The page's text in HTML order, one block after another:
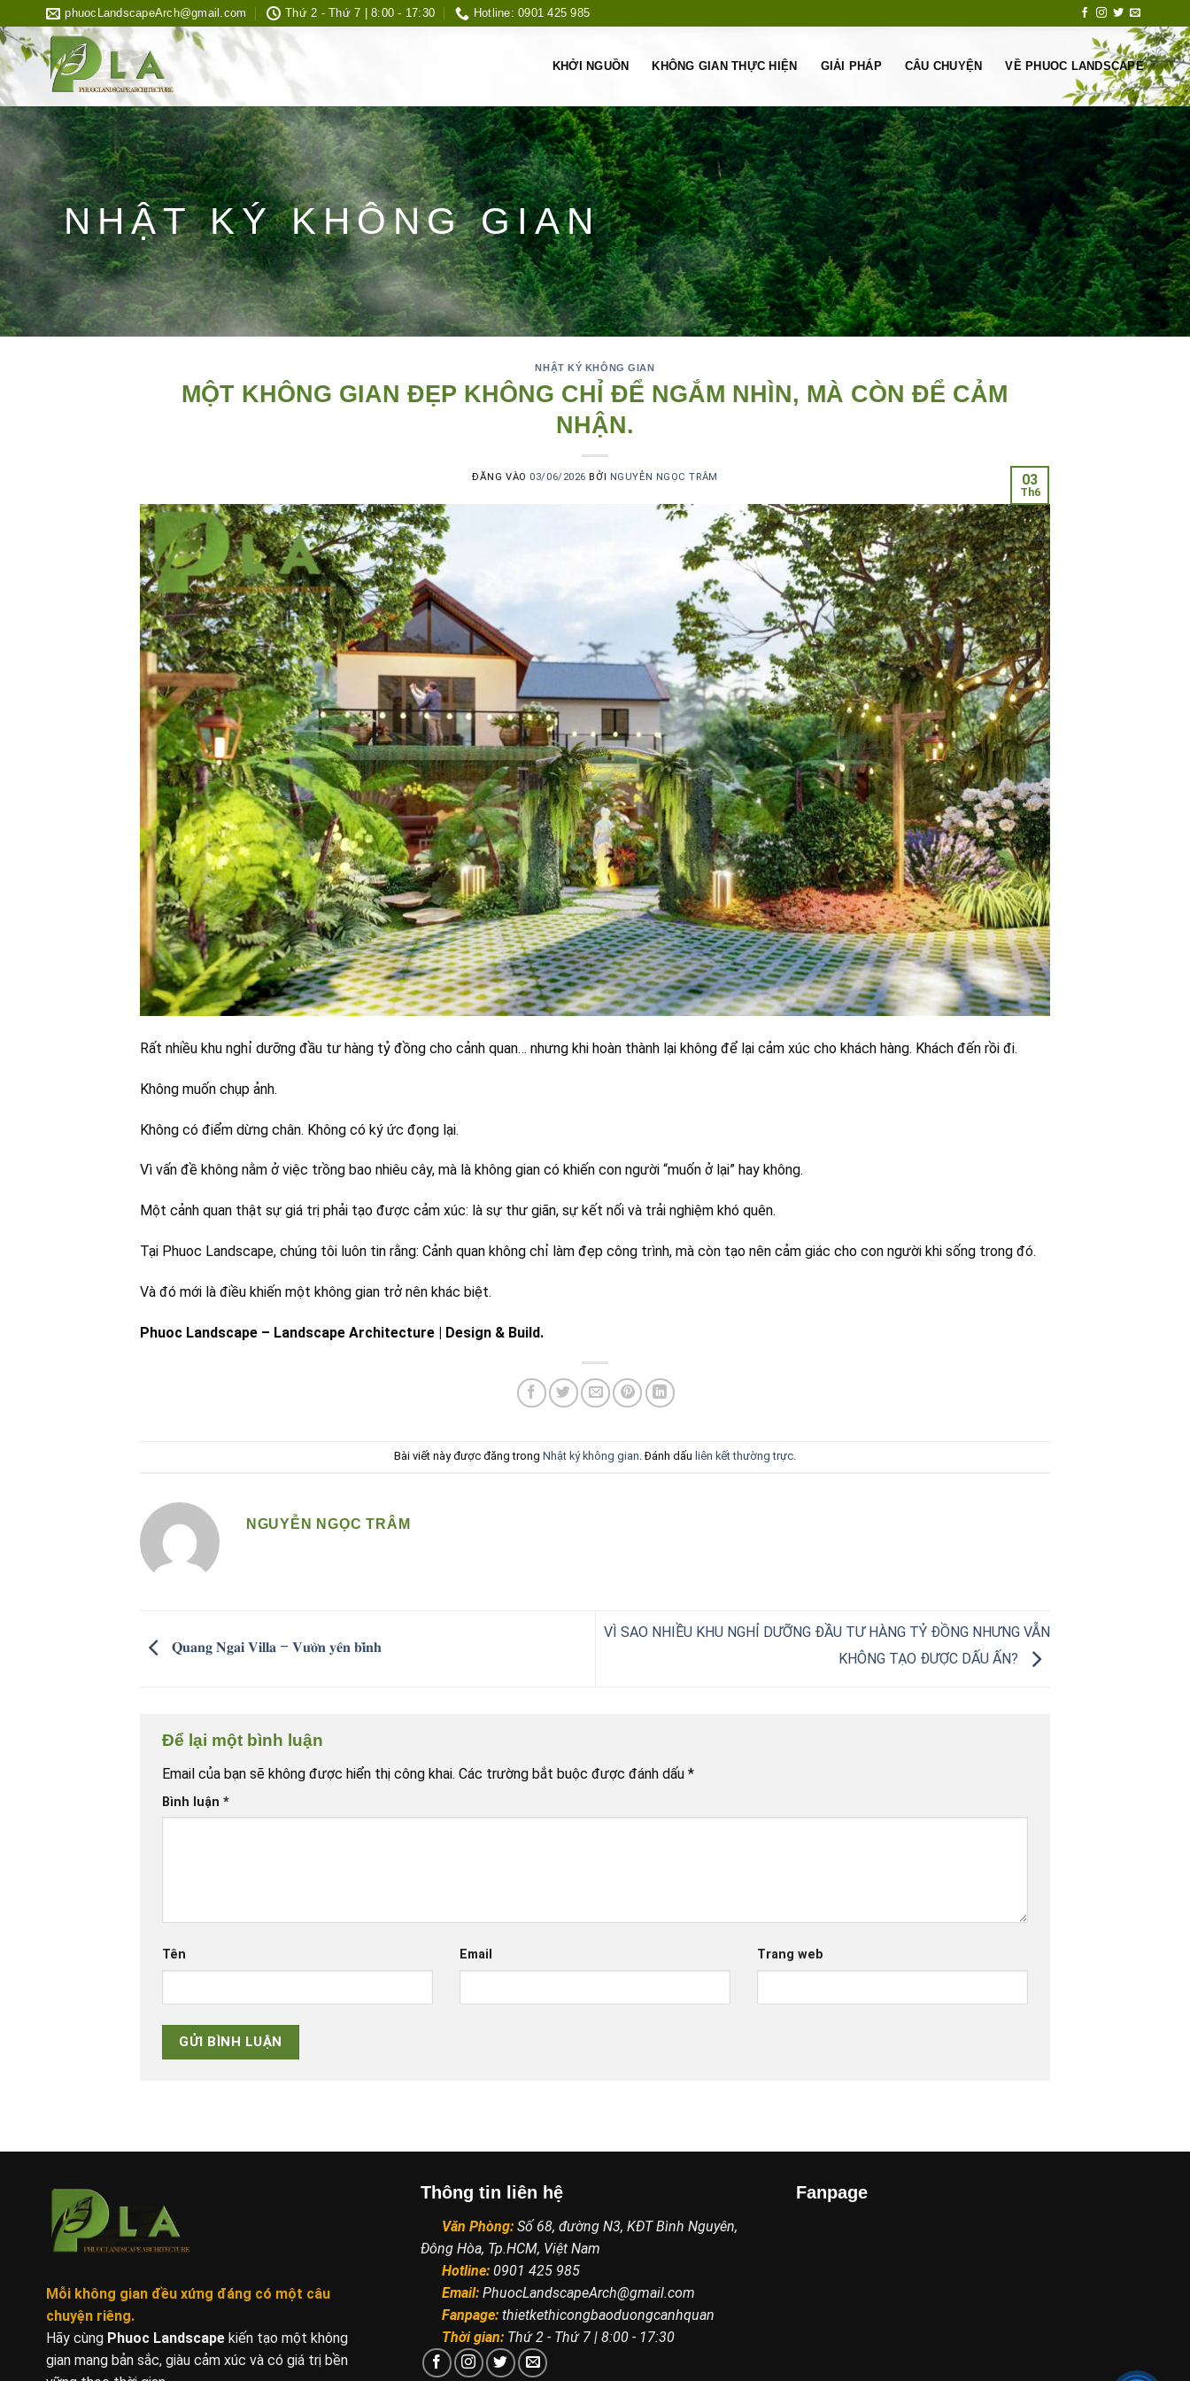
qua
nội
dung
phuocLandscapeArch@gmail.com Thứ 2 - Thứ 7 | 8:00 - 17:30 Hotline: 0901 425 985
KHỞI NGUỒN KHÔNG GIAN THỰC HIỆN GIẢI PHÁP CÂU CHUYỆN VỀ PHUOC LANDSCAPE
NHẬT KÝ KHÔNG GIAN
NHẬT KÝ KHÔNG GIAN
MỘT KHÔNG GIAN ĐẸP KHÔNG CHỈ ĐỂ NGẮM NHÌN, MÀ CÒN ĐỂ CẢM
NHẬN.
ĐĂNG VÀO 03/06/2026 BỞI NGUYỄN NGỌC TRÂM 03
Th6
Rất nhiều khu nghỉ dưỡng đầu tư hàng tỷ đồng cho cảnh quan… nhưng khi hoàn thành lại không để lại cảm xúc cho khách hàng. Khách đến rồi đi.
Không muốn chụp ảnh.
Không có điểm dừng chân. Không có ký ức đọng lại.
Vì vấn đề không nằm ở việc trồng bao nhiêu cây, mà là không gian có khiến con người “muốn ở lại” hay không.
Một cảnh quan thật sự giá trị phải tạo được cảm xúc: là sự thư giãn, sự kết nối và trải nghiệm khó quên.
Tại Phuoc Landscape, chúng tôi luôn tin rằng: Cảnh quan không chỉ làm đẹp công trình, mà còn tạo nên cảm giác cho con người khi sống trong đó.
Và đó mới là điều khiến một không gian trở nên khác biệt.
Phuoc Landscape – Landscape Architecture | Design & Build.
Bài viết này được đăng trong Nhật ký không gian . Đánh dấu liên kết thường trực.
NGUYỄN NGỌC TRÂM
𝐐𝐮𝐚𝐧𝐠 𝐍𝐠𝐚𝐢 𝐕𝐢𝐥𝐥𝐚 – 𝐕𝐮̛𝐨̛̀𝐧 𝐲𝐞̂𝐧 𝐛𝐢̀𝐧𝐡
VÌ SAO NHIỀU KHU NGHỈ DƯỠNG ĐẦU TƯ HÀNG TỶ ĐỒNG NHƯNG VẪN
KHÔNG TẠO ĐƯỢC DẤU ẤN?
Để lại một bình luận
Email của bạn sẽ không được hiển thị công khai. Các trường bắt buộc được đánh dấu *
Bình luận *
Tên Email Trang web
Mỗi không gian đều xứng đáng có một câu
chuyện riêng.
Hãy cùng Phuoc Landscape kiến tạo một không
gian mang bản sắc, giàu cảm xúc và có giá trị bền
Thông tin liên hệ
Văn Phòng: Số 68, đường N3, KĐT Bình Nguyên,
Đông Hòa, Tp.HCM, Việt Nam
Hotline: 0901 425 985
Email: PhuocLandscapeArch@gmail.com
Fanpage: thietkethicongbaoduongcanhquan
Thời gian: Thứ 2 - Thứ 7 | 8:00 - 17:30
Fanpage